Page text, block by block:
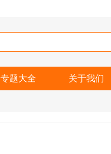
专题大全 关于我们